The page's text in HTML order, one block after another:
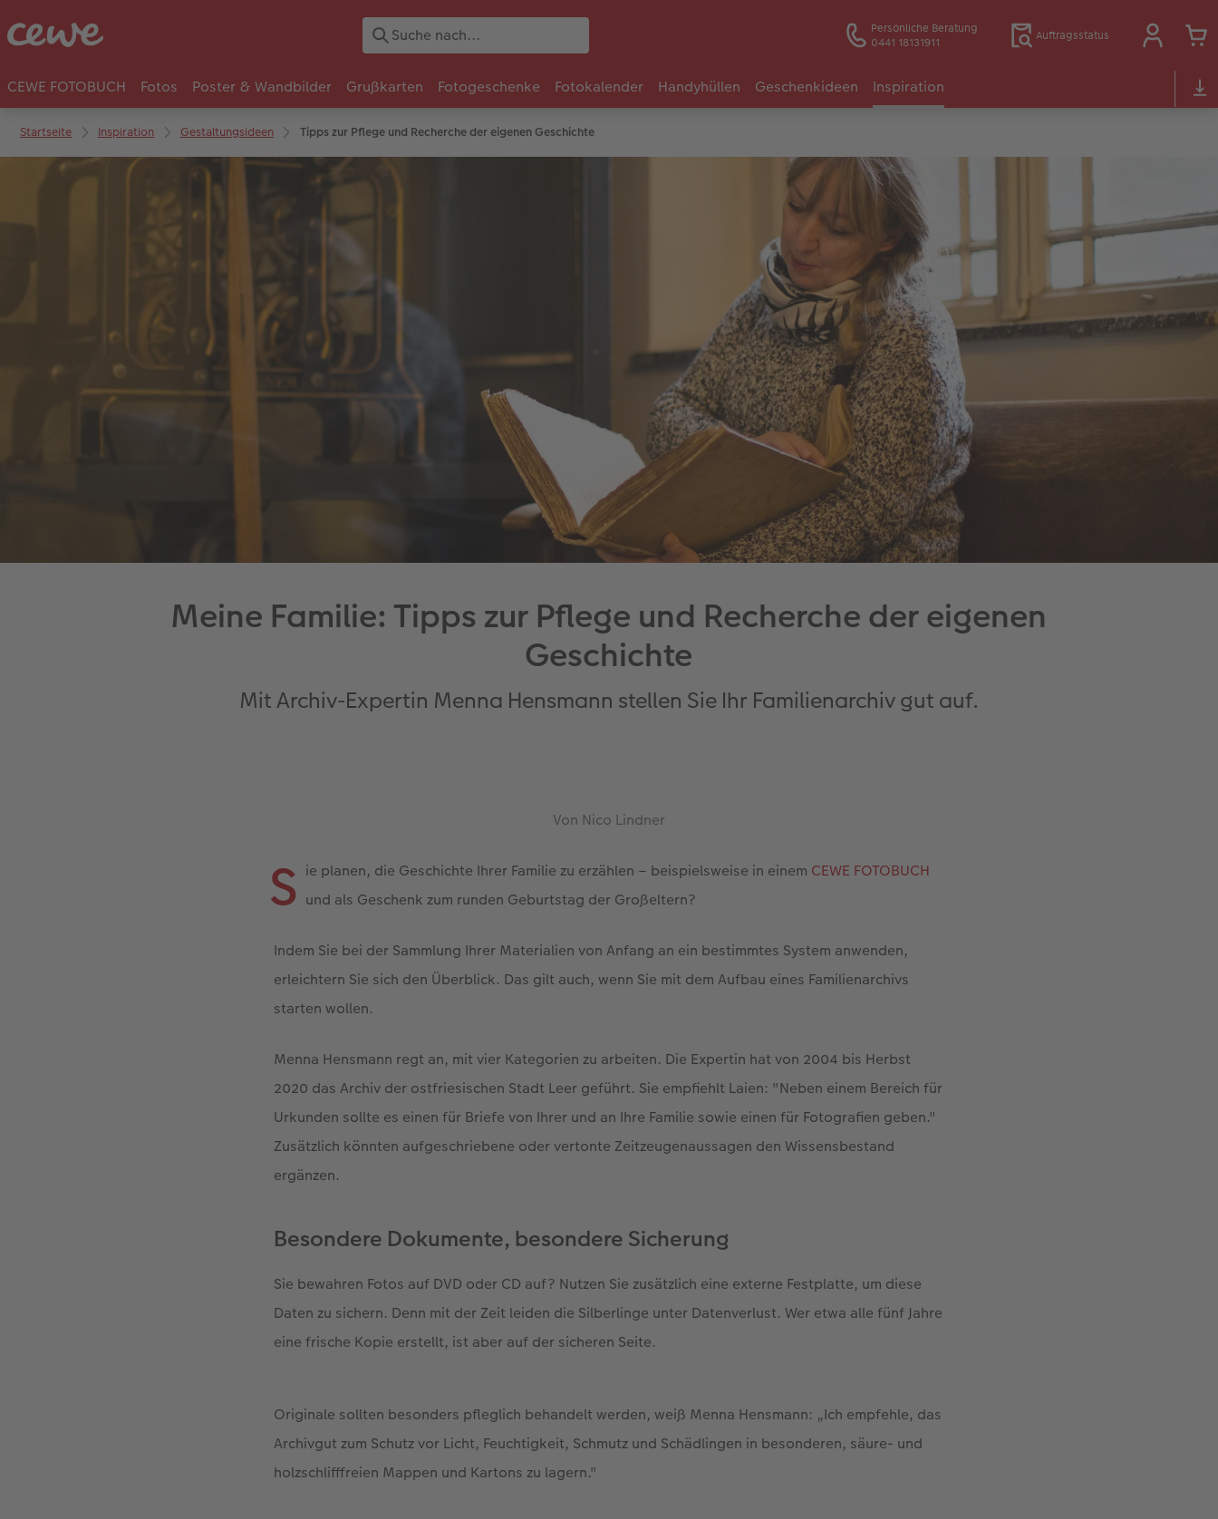
Persönliche Beratung
0441 18131911
Auftragsstatus
CEWE FOTOBUCH Fotos Poster & Wandbilder Grußkarten Fotogeschenke Fotokalender Handyhüllen Geschenkideen Inspiration
Startseite Inspiration Gestaltungsideen Tipps zur Pflege und Recherche der eigenen Geschichte
Meine Familie: Tipps zur Pflege und Recherche der eigenen
Geschichte
Mit Archiv-Expertin Menna Hensmann stellen Sie Ihr Familienarchiv gut auf.
Von Nico Lindner
S ie planen, die Geschichte Ihrer Familie zu erzählen – beispielsweise in einem CEWE FOTOBUCH
und als Geschenk zum runden Geburtstag der Großeltern?
Indem Sie bei der Sammlung Ihrer Materialien von Anfang an ein bestimmtes System anwenden,
erleichtern Sie sich den Überblick. Das gilt auch, wenn Sie mit dem Aufbau eines Familienarchivs
starten wollen.
Menna Hensmann regt an, mit vier Kategorien zu arbeiten. Die Expertin hat von 2004 bis Herbst
2020 das Archiv der ostfriesischen Stadt Leer geführt. Sie empfiehlt Laien: "Neben einem Bereich für
Urkunden sollte es einen für Briefe von Ihrer und an Ihre Familie sowie einen für Fotografien geben."
Zusätzlich könnten aufgeschriebene oder vertonte Zeitzeugenaussagen den Wissensbestand
ergänzen.
Besondere Dokumente, besondere Sicherung
Sie bewahren Fotos auf DVD oder CD auf? Nutzen Sie zusätzlich eine externe Festplatte, um diese
Daten zu sichern. Denn mit der Zeit leiden die Silberlinge unter Datenverlust. Wer etwa alle fünf Jahre
eine frische Kopie erstellt, ist aber auf der sicheren Seite.
Originale sollten besonders pfleglich behandelt werden, weiß Menna Hensmann: „Ich empfehle, das
Archivgut zum Schutz vor Licht, Feuchtigkeit, Schmutz und Schädlingen in besonderen, säure- und
holzschlifffreien Mappen und Kartons zu lagern."